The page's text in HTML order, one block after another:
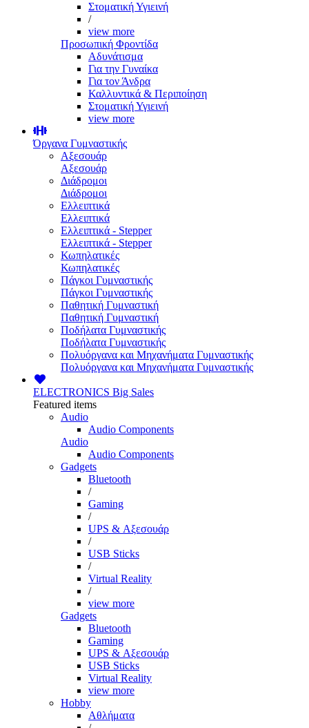
Στοματική Υγιεινή
/
view more
Προσωπική Φροντίδα
Αδυνάτισμα
Για την Γυναίκα
Για τον Άνδρα
Καλλυντικά & Περιποίηση
Στοματική Υγιεινή
view more
Όργανα Γυμναστικής
Αξεσουάρ
Αξεσουάρ
Διάδρομοι
Διάδρομοι
Ελλειπτικά
Ελλειπτικά
Ελλειπτικά - Stepper
Ελλειπτικά - Stepper
Κωπηλατικές
Κωπηλατικές
Πάγκοι Γυμναστικής
Πάγκοι Γυμναστικής
Παθητική Γυμναστική
Παθητική Γυμναστική
Ποδήλατα Γυμναστικής
Ποδήλατα Γυμναστικής
Πολυόργανα και Μηχανήματα Γυμναστικής
Πολυόργανα και Μηχανήματα Γυμναστικής
ELECTRONICS Big Sales
Featured items
Audio
Audio Components
Audio
Audio Components
Gadgets
Bluetooth
/
Gaming
/
UPS & Αξεσουάρ
/
USB Sticks
/
Virtual Reality
/
view more
Gadgets
Bluetooth
Gaming
UPS & Αξεσουάρ
USB Sticks
Virtual Reality
view more
Hobby
Αθλήματα